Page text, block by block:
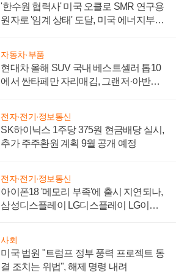
'한수원 협력사' 미국 오클로 SMR 연구용
원자로 '임계 상태' 도달, 미국 에너지부
자동차·부품
현대차 올해 SUV 국내 베스트셀러 톱10
에서 싼타페만 자리매김, 그랜저·아반떼
전자·전기·정보통신
SK하이닉스 1주당 375원 현금배당 실시,
추가 주주환원 계획 9월 공개 예정
전자·전기·정보통신
아이폰18 '메모리 부족'에 출시 지연되나,
삼성디스플레이 LG디스플레이 LG이노
사회
미국 법원 "트럼프 정부 풍력 프로젝트 동
결 조치는 위법", 해제 명령 내려